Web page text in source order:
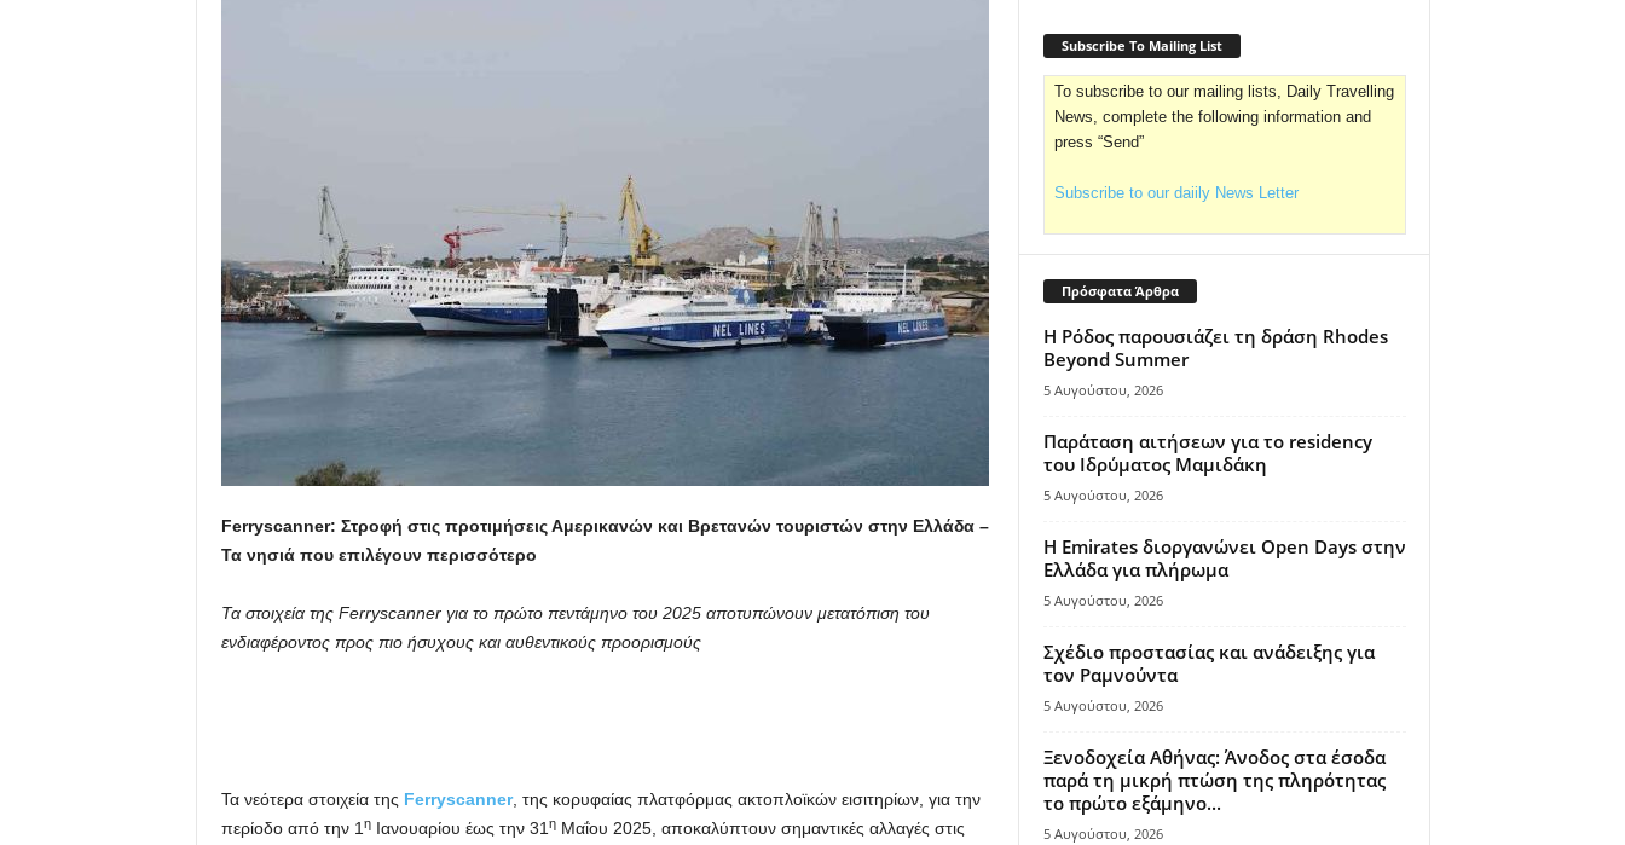
Ferryscanner: Στροφή στις προτιμήσεις Αμερικανών και Βρετανών τουριστών στην Ελλάδα –
Τα νησιά που επιλέγουν περισσότερο
Τα στοιχεία της Ferryscanner για το πρώτο πεντάμηνο του 2025 αποτυπώνουν μετατόπιση του
ενδιαφέροντος προς πιο ήσυχους και αυθεντικούς προορισμούς
Τα νεότερα στοιχεία της Ferryscanner, της κορυφαίας πλατφόρμας ακτοπλοϊκών εισιτηρίων, για την
περίοδο από την 1 ηΙανουαρίου έως την 31 ηΜαΐου 2025, αποκαλύπτουν σημαντικές αλλαγές στις
Subscribe To Mailing List
To subscribe to our mailing lists, Daily Travelling
News, complete the following information and
press “Send”
Subscribe to our daiily News Letter
Πρόσφατα Άρθρα
Η Ρόδος παρουσιάζει τη δράση Rhodes
Beyond Summer
5 Αυγούστου, 2026
Παράταση αιτήσεων για το residency
του Ιδρύματος Μαμιδάκη
5 Αυγούστου, 2026
Η Emirates διοργανώνει Open Days στην
Ελλάδα για πλήρωμα
5 Αυγούστου, 2026
Σχέδιο προστασίας και ανάδειξης για
τον Ραμνούντα
5 Αυγούστου, 2026
Ξενοδοχεία Αθήνας: Άνοδος στα έσοδα
παρά τη μικρή πτώση της πληρότητας
το πρώτο εξάμηνο...
5 Αυγούστου, 2026